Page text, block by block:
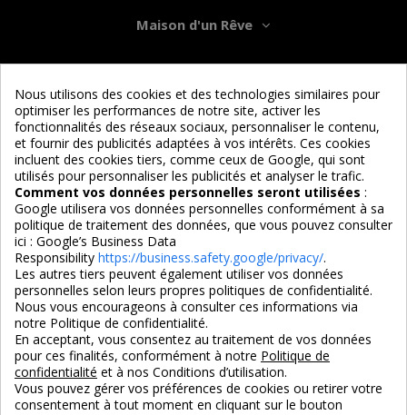
Maison d'un Rêve
Informations
Services
Nous suivre
4,7/5
3X SANS FRAIS
100% sécurisé
PAIEMENT 100% SÉCURISÉ
par CB / Amex / Virement
Nous utilisons des cookies et des technologies similaires pour
optimiser les performances de notre site, activer les
fonctionnalités des réseaux sociaux, personnaliser le contenu,
et fournir des publicités adaptées à vos intérêts. Ces cookies
incluent des cookies tiers, comme ceux de Google, qui sont
utilisés pour personnaliser les publicités et analyser le trafic.
Comment vos données personnelles seront utilisées :
Google utilisera vos données personnelles conformément à sa
politique de traitement des données, que vous pouvez consulter
ici : Google’s Business Data
Responsibility https://business.safety.google/privacy/.
Les autres tiers peuvent également utiliser vos données
personnelles selon leurs propres politiques de confidentialité.
Nous vous encourageons à consulter ces informations via
notre Politique de confidentialité.
En acceptant, vous consentez au traitement de vos données
pour ces finalités, conformément à notre Politique de
confidentialité et à nos Conditions d’utilisation.
Vous pouvez gérer vos préférences de cookies ou retirer votre
consentement à tout moment en cliquant sur le bouton